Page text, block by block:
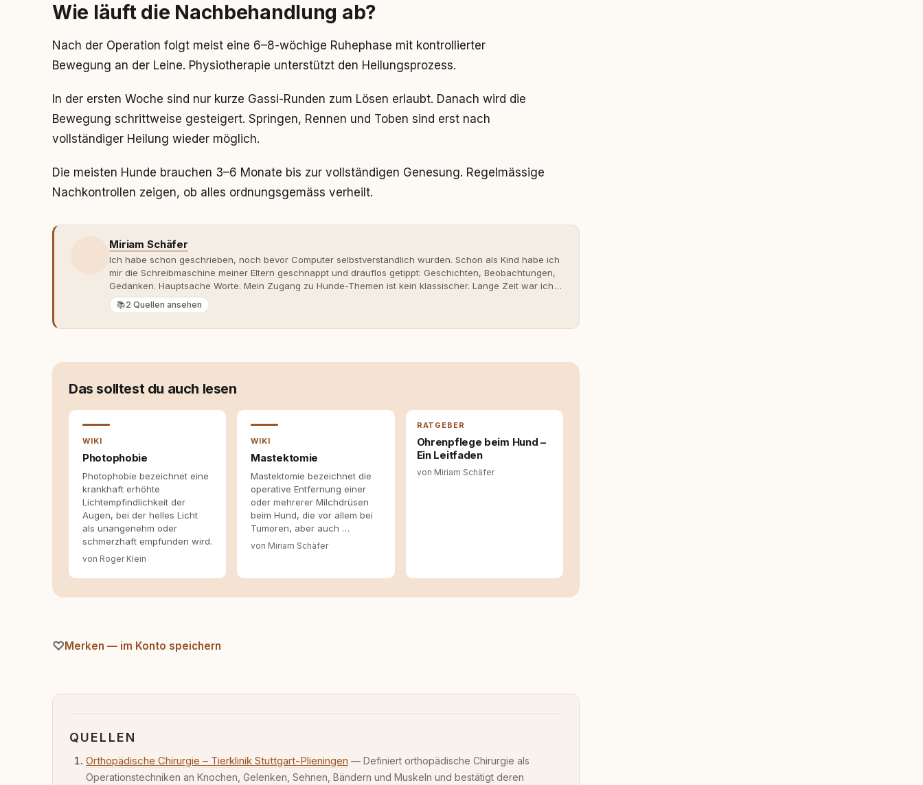
Wie läuft die Nachbehandlung ab?
Nach der Operation folgt meist eine 6–8-wöchige Ruhephase mit kontrollierter
Bewegung an der Leine. Physiotherapie unterstützt den Heilungsprozess.
In der ersten Woche sind nur kurze Gassi-Runden zum Lösen erlaubt. Danach wird die
Bewegung schrittweise gesteigert. Springen, Rennen und Toben sind erst nach
vollständiger Heilung wieder möglich.
Die meisten Hunde brauchen 3–6 Monate bis zur vollständigen Genesung. Regelmässige
Nachkontrollen zeigen, ob alles ordnungsgemäss verheilt.
Miriam Schäfer
Ich habe schon geschrieben, noch bevor Computer selbstverständlich wurden. Schon als Kind habe ich
mir die Schreibmaschine meiner Eltern geschnappt und drauflos getippt: Geschichten, Beobachtungen,
Gedanken. Hauptsache Worte. Mein Zugang zu Hunde-Themen ist kein klassischer. Lange Zeit war ich
eher skeptisch, geprägt von weniger guten Erfahrungen. Umso mehr hat es mich überrascht, als ich -
dank Roger - erlebt habe, wie verantwortungsvoll und bewusst gute Hundehaltung funktionieren kann.
betreue die Social-Media-Kanäle. Mein Blick richtet sich dabei immer auf das grosse Ganze: Welche
dass sie verständlich, fundiert und für unsere Leser wirklich hilfreich sind? Ich glaube, dass Emotionen
Bereitschaft zum Hinterfragen zusammenkommen. Mit meinen Texten möchte ich genau dazu beitragen.
📚2 Quellen ansehen
Das solltest du auch lesen
WIKI
Photophobie
Photophobie bezeichnet eine
krankhaft erhöhte
Lichtempfindlichkeit der
Augen, bei der helles Licht
als unangenehm oder
schmerzhaft empfunden wird.
von Roger Klein
WIKI
Mastektomie
Mastektomie bezeichnet die
operative Entfernung einer
oder mehrerer Milchdrüsen
beim Hund, die vor allem bei
Tumoren, aber auch …
von Miriam Schäfer
RATGEBER
Ohrenpflege beim Hund –
Ein Leitfaden
von Miriam Schäfer
Merken — im Konto speichern
QUELLEN
Orthopädische Chirurgie – Tierklinik Stuttgart-Plieningen — Definiert orthopädische Chirurgie als
Operationstechniken an Knochen, Gelenken, Sehnen, Bändern und Muskeln und bestätigt deren